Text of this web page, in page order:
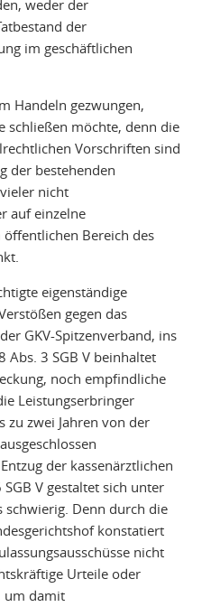
weder der
der
im geschäftlichen
Handeln gezwungen,
schließen möchte, denn die
Vorschriften sind
der bestehenden
nicht
auf einzelne
Bereich des
eigenständige
gegen das
GKV-Spitzenverband, ins
Abs. 3 SGB V beinhaltet
noch empfindliche
Leistungserbringer
zu zwei Jahren von der
der kassenärztlichen
V gestaltet sich unter
schwierig. Denn durch die
konstatiert
nicht
Urteile oder
um damit